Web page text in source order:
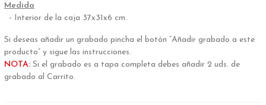
Medida
- Interior de la caja 37x31x6 cm.
Si deseas añadir un grabado pincha el botón “Añadir grabado a este
producto” y sigue las instrucciones.
NOTA: Si el grabado es a tapa completa debes añadir 2 uds. de
grabado al Carrito.